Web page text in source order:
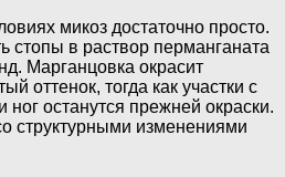
микоз достаточно просто.
стопы в раствор перманганата
Марганцовка окрасит
оттенок, тогда как участки с
останутся прежней окраски.
структурными изменениями